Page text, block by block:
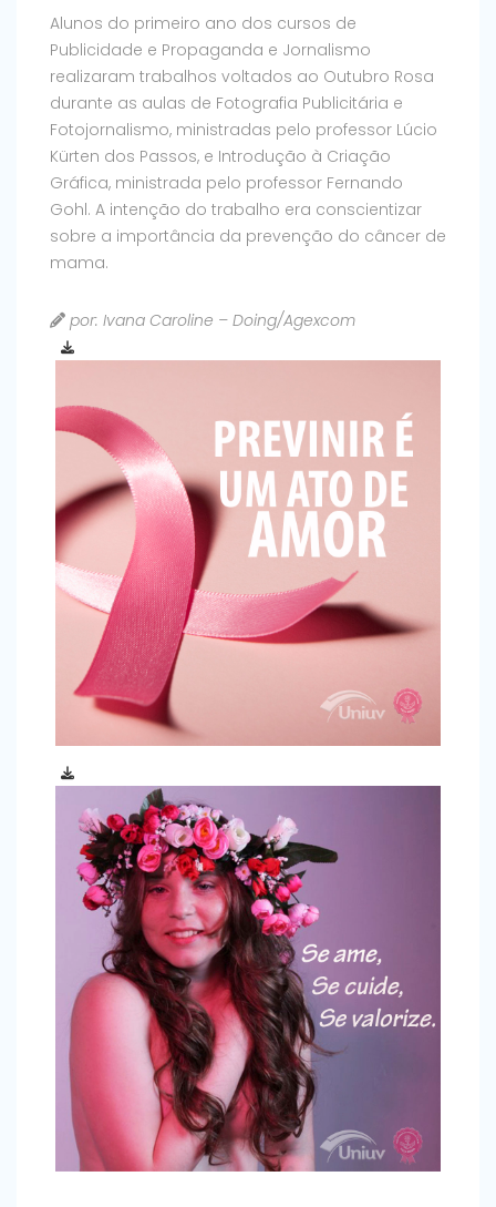
Alunos do primeiro ano dos cursos de
Publicidade e Propaganda e Jornalismo
realizaram trabalhos voltados ao Outubro Rosa
durante as aulas de Fotografia Publicitária e
Fotojornalismo, ministradas pelo professor Lúcio
Kürten dos Passos, e Introdução à Criação
Gráfica, ministrada pelo professor Fernando
Gohl. A intenção do trabalho era conscientizar
sobre a importância da prevenção do câncer de
mama.
por: Ivana Caroline – Doing/Agexcom